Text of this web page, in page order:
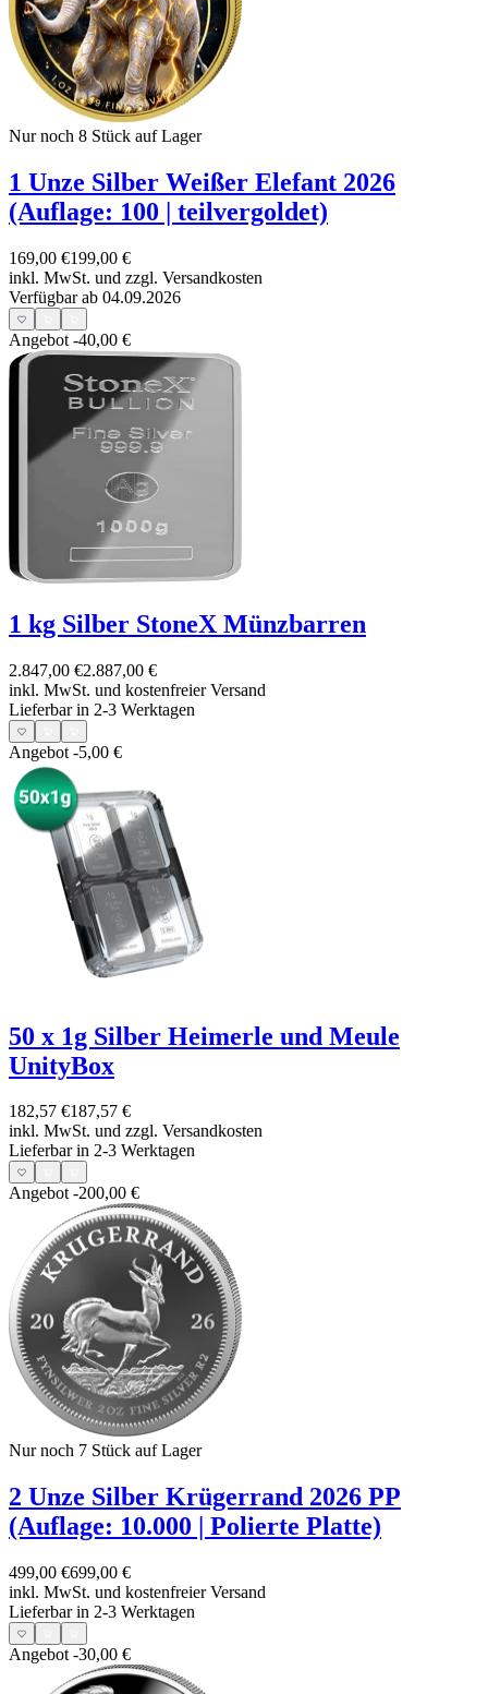
Nur noch 8 Stück auf Lager
1 Unze Silber Weißer Elefant 2026
(Auflage: 100 | teilvergoldet)
169,00 €199,00 €
inkl. MwSt. und zzgl. Versandkosten
Verfügbar ab 04.09.2026
Angebot -40,00 €
1 kg Silber StoneX Münzbarren
2.847,00 €2.887,00 €
inkl. MwSt. und kostenfreier Versand
Lieferbar in 2-3 Werktagen
Angebot -5,00 €
50 x 1g Silber Heimerle und Meule
UnityBox
182,57 €187,57 €
inkl. MwSt. und zzgl. Versandkosten
Lieferbar in 2-3 Werktagen
Angebot-200,00 €
Nur noch 7 Stück auf Lager
2 Unze Silber Krügerrand 2026 PP
(Auflage: 10.000 | Polierte Platte)
499,00 €699,00 €
inkl. MwSt. und kostenfreier Versand
Lieferbar in 2-3 Werktagen
Angebot -30,00 €